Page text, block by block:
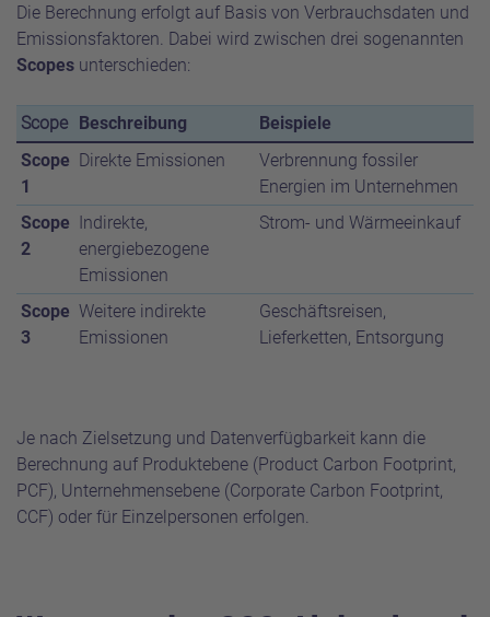
Die Berechnung erfolgt auf Basis von Verbrauchsdaten und
Emissionsfaktoren. Dabei wird zwischen drei sogenannten
Scopes unterschieden:
Scope Beschreibung
Beispiele
Scope
1
Direkte Emissionen
Verbrennung fossiler
Energien im Unternehmen
Scope
2
Indirekte,
energiebezogene
Emissionen
Strom- und Wärmeeinkauf
Scope
3
Weitere indirekte
Emissionen
Geschäftsreisen,
Lieferketten, Entsorgung
Je nach Zielsetzung und Datenverfügbarkeit kann die
Berechnung auf Produktebene (Product Carbon Footprint,
PCF), Unternehmensebene (Corporate Carbon Footprint,
CCF) oder für Einzelpersonen erfolgen.